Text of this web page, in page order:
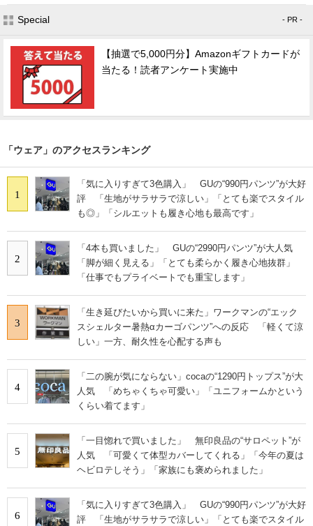
Special - PR -
【抽選で5,000円分】Amazonギフトカードが
当たる！読者アンケート実施中
「ウェア」のアクセスランキング
1
「気に入りすぎて3色購入」 GUの“990円パンツ”が大好
評 「生地がサラサラで涼しい」「とても楽でスタイル
も◎」「シルエットも履き心地も最高です」
2
「4本も買いました」 GUの“2990円パンツ”が大人気
「脚が細く見える」「とても柔らかく履き心地抜群」
「仕事でもプライベートでも重宝します」
3
「生き延びたいから買いに来た」ワークマンの“エック
スシェルター暑熱αカーゴパンツ”への反応 「軽くて涼
しい」一方、耐久性を心配する声も
4
「二の腕が気にならない」cocaの“1290円トップス”が大
人気 「めちゃくちゃ可愛い」「ユニフォームかという
くらい着てます」
5
「一目惚れで買いました」 無印良品の“サロペット”が
人気 「可愛くて体型カバーしてくれる」「今年の夏は
ヘビロテしそう」「家族にも褒められました」
6
「気に入りすぎて3色購入」 GUの“990円パンツ”が大好
評 「生地がサラサラで涼しい」「とても楽でスタイル